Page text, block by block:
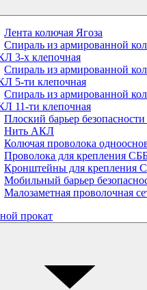
Лента колючая Ягоза
Спираль из армированной
3-х клепочная
Спираль из армированной
5-ти клепочная
Спираль из армированной
11-ти клепочная
Плоский барьер
Нить АКЛ
Колючая проволока
Проволока для крепления
Кронштейны для крепления
Мобильный барьер
Малозаметная проволочная
прокат